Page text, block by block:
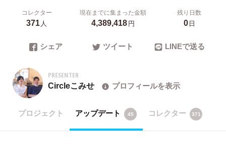
コレクター
371人
現在までに集まった金額
4,389,418円
残り日数
0日
シェア ツイート LINEで送る
PRESENTER
Circleこみせ プロフィールを表示
プロジェクト アップデート 45 コレクター 371